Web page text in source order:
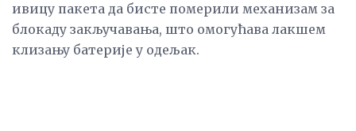
ивицу пакета да бисте померили механизам за
блокаду закључавања, што омогућава лакшем
клизању батерије у одељак.